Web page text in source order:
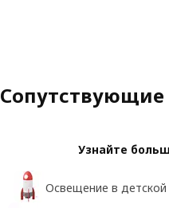
Сопутствующие
Узнайте
Освещение в детской